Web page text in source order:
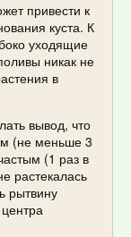
привести к
куста. К
уходящие
никак не
в
вывод, что
(не меньше 3
(1 раз в
растекалась
рытвину